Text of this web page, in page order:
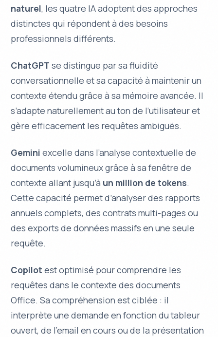
naturel, les quatre IA adoptent des approches
distinctes qui répondent à des besoins
professionnels différents.
ChatGPT se distingue par safluidité
conversationnelle et sa capacité à maintenir un
contexte étendu grâce à sa mémoire avancée. Il
s’adapte naturellement au ton de l’utilisateur et
gère efficacement les requêtes ambiguës.
Gemini excelle dans l’analyse contextuelle de
documents volumineux grâce à sa fenêtre de
contexte allant jusqu’à un million de tokens.
Cette capacité permet d’analyser des rapports
annuels complets, des contrats multi-pages ou
des exports de données massifs en une seule
requête.
Copilot est optimisé pour comprendre les
requêtes dans le contexte des documents
Office. Sa compréhension est ciblée : il
interprète une demande en fonction du tableur
ouvert, de l’email en cours ou de la présentation